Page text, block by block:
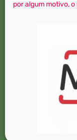
por algum motivo,